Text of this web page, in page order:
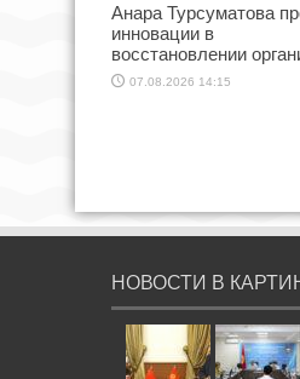
Анара Турсуматова
инновации в
восстановлении
07.08.2026 14:15
НОВОСТИ В